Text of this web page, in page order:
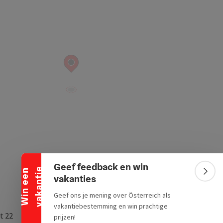
W
i
n
e
e
n
v
a
k
a
n
t
ie
Banner inklappen
Geef feedback en win
vakanties
Geef ons je mening over Österreich als
vakantiebestemming en win prachtige
prijzen!
22